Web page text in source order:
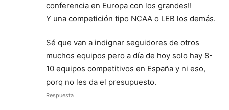
conferencia en Europa con los grandes!!
Y una competición tipo NCAA o LEB los demás.
Sé que van a indignar seguidores de otros
muchos equipos pero a día de hoy solo hay 8-
10 equipos competitivos en España y ni eso,
porq no les da el presupuesto.
Respuesta